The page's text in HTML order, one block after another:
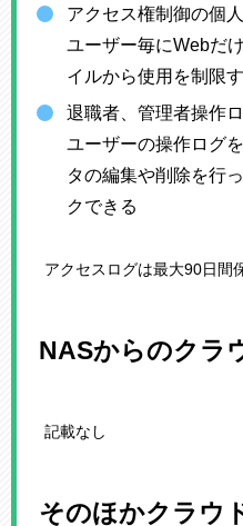
アクセス権制御の個
ユーザー毎にWebだ
イルから使用を制限
退職者、管理者操作
ユーザーの操作ログ
タの編集や削除を行
クできる
アクセスログは最大90日間
NASからのクラ
記載なし
そのほかクラウ